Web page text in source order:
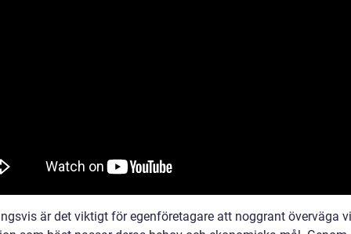
är det viktigt för egenföretagare att noggrant överväga